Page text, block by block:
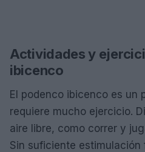
Actividades y
ibicenco
El podenco ibicenco es un
requiere mucho ejercicio.
aire libre, como correr y
Sin suficiente